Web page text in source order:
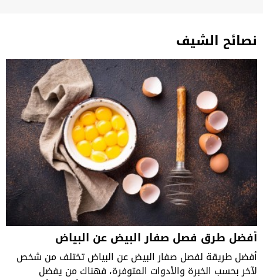
نصائح الشيف
أفضل طرق فصل صفار البيض عن البياض
أفضل طريقة لفصل صفار البيض عن البياض تختلف من شخص
لآخر بحسب الخبرة والأدوات المتوفرة، فهناك من يفضل